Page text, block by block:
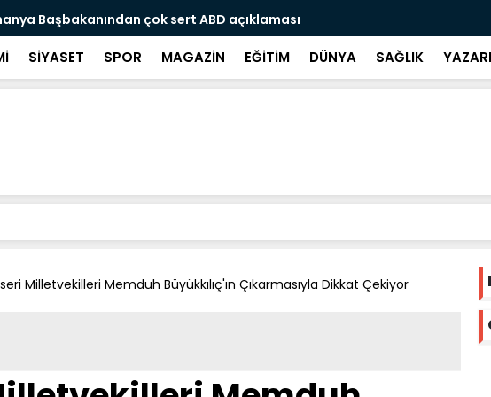
eşini öldüren Gurbetçi vatandaş Alman polisine teslim
SİYASET SPOR MAGAZİN EĞİTİM DÜNYA SAĞLIK
Milletvekilleri Memduh Büyükkılıç'ın Çıkarmasıyla Dikkat Çekiyor